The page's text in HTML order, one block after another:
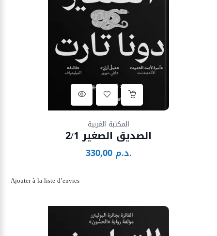
المكتبة الغربية
الصديق الصغير 2/1
330,00 د.م.
Ajouter à la liste d’envies